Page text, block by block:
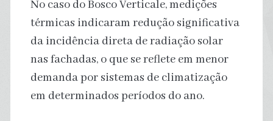
No caso do Bosco Verticale, medições
térmicas indicaram redução significativa
da incidência direta de radiação solar
nas fachadas, o que se reflete em menor
demanda por sistemas de climatização
em determinados períodos do ano.